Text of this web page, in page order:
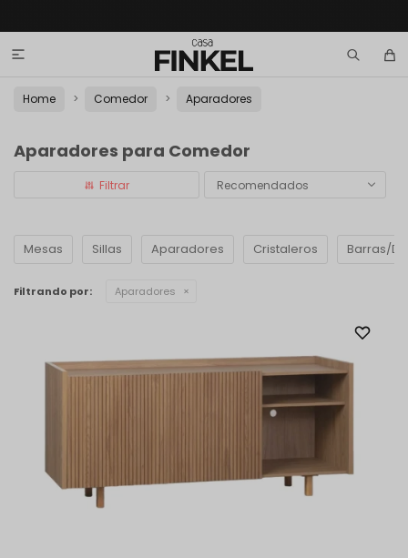

Home Comedor Aparadores
Aparadores para Comedor
Recomendados
Mesas Sillas Aparadores Cristaleros Barras/
Filtrando por: Aparadores